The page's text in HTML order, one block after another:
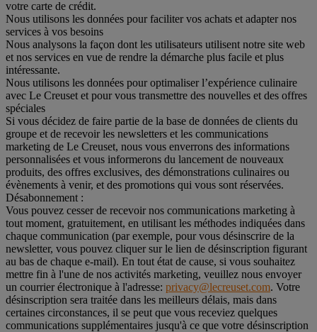
votre carte de crédit.
Nous utilisons les données pour faciliter vos achats et adapter nos
services à vos besoins
Nous analysons la façon dont les utilisateurs utilisent notre site web
et nos services en vue de rendre la démarche plus facile et plus
intéressante.
Nous utilisons les données pour optimaliser l’expérience culinaire
avec Le Creuset et pour vous transmettre des nouvelles et des offres
spéciales
Si vous décidez de faire partie de la base de données de clients du
groupe et de recevoir les newsletters et les communications
marketing de Le Creuset, nous vous enverrons des informations
personnalisées et vous informerons du lancement de nouveaux
produits, des offres exclusives, des démonstrations culinaires ou
évènements à venir, et des promotions qui vous sont réservées.
Désabonnement :
Vous pouvez cesser de recevoir nos communications marketing à
tout moment, gratuitement, en utilisant les méthodes indiquées dans
chaque communication (par exemple, pour vous désinscrire de la
newsletter, vous pouvez cliquer sur le lien de désinscription figurant
au bas de chaque e-mail). En tout état de cause, si vous souhaitez
mettre fin à l'une de nos activités marketing, veuillez nous envoyer
un courrier électronique à l'adresse: privacy@lecreuset.com. Votre
désinscription sera traitée dans les meilleurs délais, mais dans
certaines circonstances, il se peut que vous receviez quelques
communications supplémentaires jusqu'à ce que votre désinscription